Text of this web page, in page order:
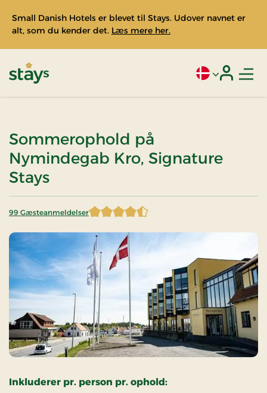
Small Danish Hotels er blevet til Stays. Udover navnet er
alt, som du kender det. Læs mere her.
Aktivt sprog:
Sommerophold på
Nymindegab Kro, Signature
Stays
99 Gæsteanmeldelser
4,530303 af 5 stjerner
Inkluderer pr. person pr. ophold: